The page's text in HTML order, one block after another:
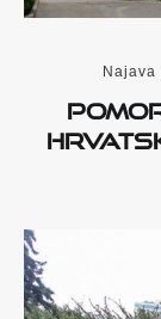
Najava